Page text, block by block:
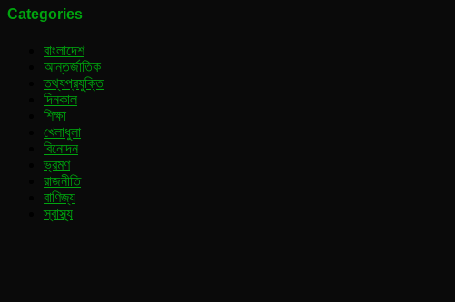
Categories
বাংলাদেশ
আন্তর্জাতিক
তথ্যপ্রযুক্তি
দিনকাল
শিক্ষা
খেলাধুলা
বিনোদন
ভ্রমণ
রাজনীতি
বাণিজ্য
স্বাস্থ্য